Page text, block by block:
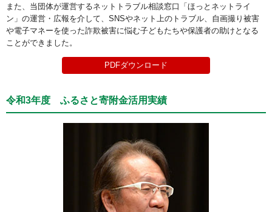
また、当団体が運営するネットトラブル相談窓口「ほっとネットライ
ン」の運営・広報を介して、SNSやネット上のトラブル、自画撮り被害
や電子マネーを使った詐欺被害に悩む子どもたちや保護者の助けとなる
ことができました。
PDFダウンロード
令和3年度 ふるさと寄附金活用実績